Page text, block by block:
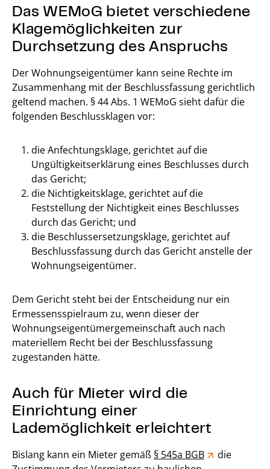
Das WEMoG bietet verschiedene
Klagemöglichkeiten zur
Durchsetzung des Anspruchs
Der Wohnungseigentümer kann seine Rechte im
Zusammenhang mit der Beschlussfassung gerichtlich
geltend machen. § 44 Abs. 1 WEMoG sieht dafür die
folgenden Beschlussklagen vor:
die Anfechtungsklage, gerichtet auf die
Ungültigkeitserklärung eines Beschlusses durch
das Gericht;
die Nichtigkeitsklage, gerichtet auf die
Feststellung der Nichtigkeit eines Beschlusses
durch das Gericht; und
die Beschlussersetzungsklage, gerichtet auf
Beschlussfassung durch das Gericht anstelle der
Wohnungseigentümer.
Dem Gericht steht bei der Entscheidung nur ein
Ermessensspielraum zu, wenn dieser der
Wohnungseigentümergemeinschaft auch nach
materiellem Recht bei der Beschlussfassung
zugestanden hätte.
Auch für Mieter wird die
Einrichtung einer
Lademöglichkeit erleichtert
Bislang kann ein Mieter gemäß § 545a BGB
die